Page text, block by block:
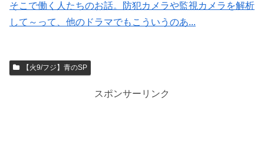
そこで働く人たちのお話。防犯カメラや監視カメラを解析
して～って、他のドラマでもこういうのあ...
【火9/フジ】青のSP
スポンサーリンク